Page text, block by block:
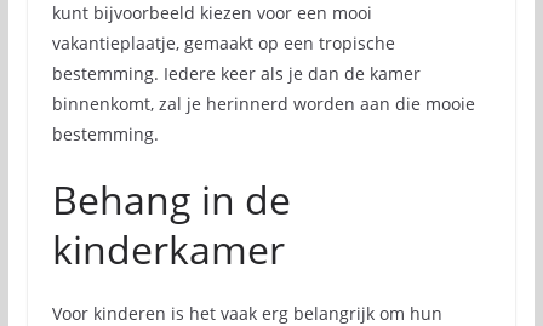
kunt bijvoorbeeld kiezen voor een mooi
vakantieplaatje, gemaakt op een tropische
bestemming. Iedere keer als je dan de kamer
binnenkomt, zal je herinnerd worden aan die mooie
bestemming.
Behang in de
kinderkamer
Voor kinderen is het vaak erg belangrijk om hun